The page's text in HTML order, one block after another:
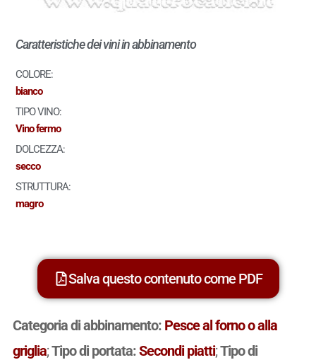
Caratteristiche dei vini in abbinamento
COLORE:
bianco
TIPO VINO:
Vino fermo
DOLCEZZA:
secco
STRUTTURA:
magro
Salva questo contenuto come PDF
Categoria di abbinamento: Pesce al forno o alla
griglia;Tipo di portata:Secondi piatti;Tipo di